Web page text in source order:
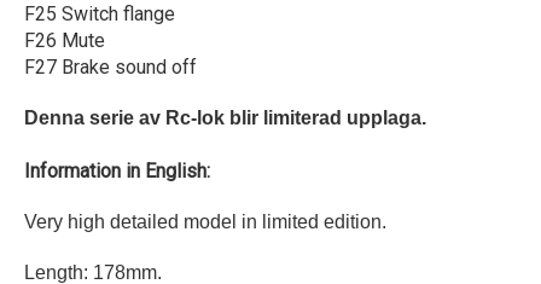
F25 Switch flange
F26 Mute
F27 Brake sound off
Denna serie av Rc-lok blir limiterad upplaga.
Information in English:
Very high detailed model in limited edition.
Length: 178mm.